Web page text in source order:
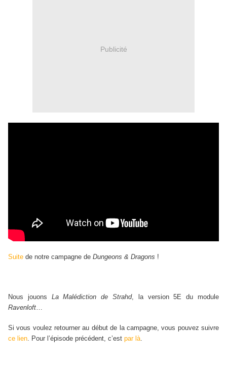
Publicité
Suite de notre campagne de Dungeons & Dragons !
Nous jouons La Malédiction de Strahd, la version 5E du module
Ravenloft…
Si vous voulez retourner au début de la campagne, vous pouvez suivre
ce lien. Pour l’épisode précédent, c’est par là.